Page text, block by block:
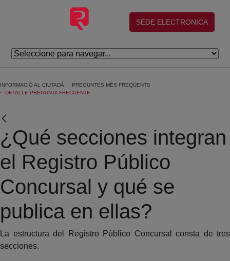
Salta al contingut principal
(abre en nueva ventana)
SEDE ELECTRONICA
INFORMACIÓ AL CIUTADÀ
PREGUNTES MÉS FREQÜENTS
DETALLE PREGUNTA FRECUENTE
¿Qué secciones integran
el Registro Público
Concursal y qué se
publica en ellas?
La estructura del Registro Público Concursal consta de tres
secciones.